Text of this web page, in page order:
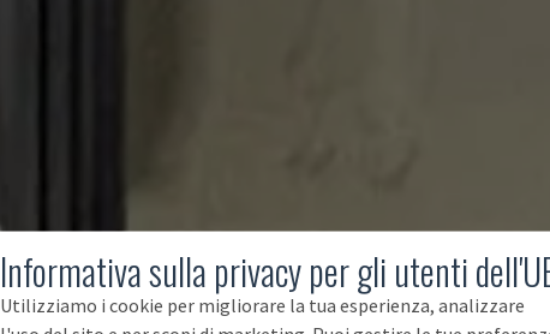
Informativa sulla privacy per gli utenti
Utilizziamo i cookie per migliorare la tua esperienza, analizzare